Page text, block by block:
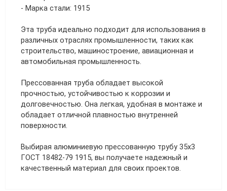
- Марка стали: 1915
Эта труба идеально подходит для использования в
различных отраслях промышленности, таких как
строительство, машиностроение, авиационная и
автомобильная промышленность.
Прессованная труба обладает высокой
прочностью, устойчивостью к коррозии и
долговечностью. Она легкая, удобная в монтаже и
обладает отличной плавностью внутренней
поверхности.
Выбирая алюминиевую прессованную трубу 35х3
ГОСТ 18482-79 1915, вы получаете надежный и
качественный материал для своих проектов.